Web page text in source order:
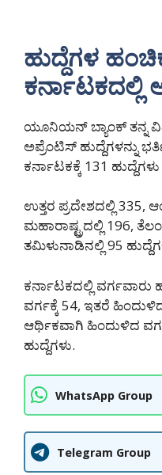
ಹುದ್ದೆಗಳ
ಕರ್ನಾಟಕದಲ್ಲಿ
ಯೂನಿಯನ್ ಬ್ಯಾಂಕ್ ತನ್ನ
ಅಪ್ರೆಂಟಿಸ್ ಹುದ್ದೆಗಳನ್ನು
ಕರ್ನಾಟಕಕ್ಕೆ 131
ಉತ್ತರ ಪ್ರದೇಶದಲ್ಲಿ 335,
ಮಹಾರಾಷ್ಟ್ರದಲ್ಲಿ 196,
ತಮಿಳುನಾಡಿನಲ್ಲಿ 95
ಕರ್ನಾಟಕದಲ್ಲಿ ವರ್ಗವಾರು
ವರ್ಗಕ್ಕೆ 54, ಇತರೆ
ಆರ್ಥಿಕವಾಗಿ ಹಿಂದುಳಿದ
ಹುದ್ದೆಗಳು.
WhatsApp Group
Telegram Group